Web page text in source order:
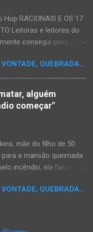
Hop RACIONAIS E OS 17
Leitoras e leitores do
consegui passar
maturando: uma
ao disco mais
que completará 17
de "Holocausto
Racionais MC's.
pequena digressão. É
memória. Fala-se
nossos
rica história
de opinião
tornou-se mais um dos
VONTADE, QUEBRADA...
alguém
começar"
mãe do filho de 50
a mansão queimada
incêndio, ela falou
quando um repórter
e se ele não pode
VONTADE, QUEBRADA...